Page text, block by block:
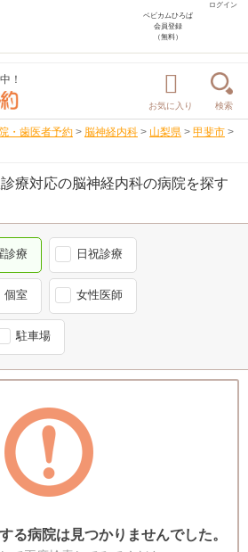
ログイン
ベビカムひろば
会員登録
（無料）
！
お気に入り 検索
・歯医者予約 > 脳神経内科 > 山梨県 > 甲斐市 >
療対応の脳神経内科の病院を探す
診療 日祝診療
個室 女性医師
駐車場
る病院は見つかりませんでした。